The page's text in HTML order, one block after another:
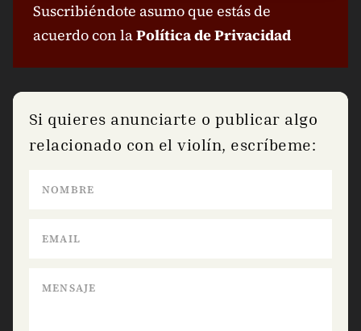
Suscribiéndote asumo que estás de
acuerdo con laPolítica de Privacidad
Si quieres anunciarte o publicar algo
relacionado con el violín, escríbeme: